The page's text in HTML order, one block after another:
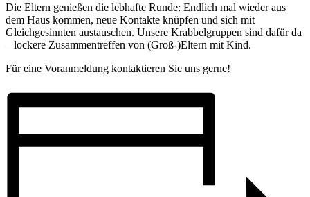
Die Eltern genießen die lebhafte Runde: Endlich mal wieder aus
dem Haus kommen, neue Kontakte knüpfen und sich mit
Gleichgesinnten austauschen. Unsere Krabbelgruppen sind dafür da
– lockere Zusammentreffen von (Groß-)Eltern mit Kind.
Für eine Voranmeldung kontaktieren Sie uns gerne!